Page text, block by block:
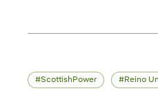
ScottishPower Reino